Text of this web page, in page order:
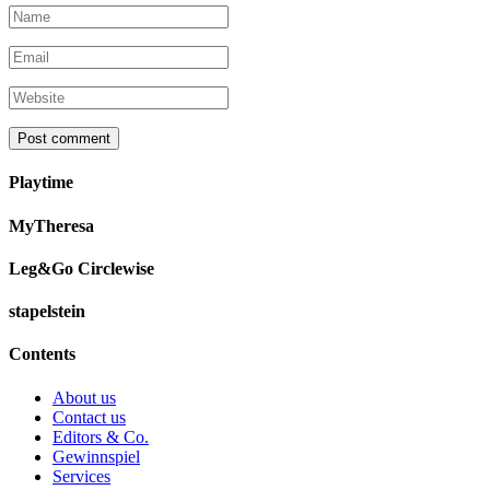
Playtime
MyTheresa
Leg&Go Circlewise
stapelstein
Contents
About us
Contact us
Editors & Co.
Gewinnspiel
Services